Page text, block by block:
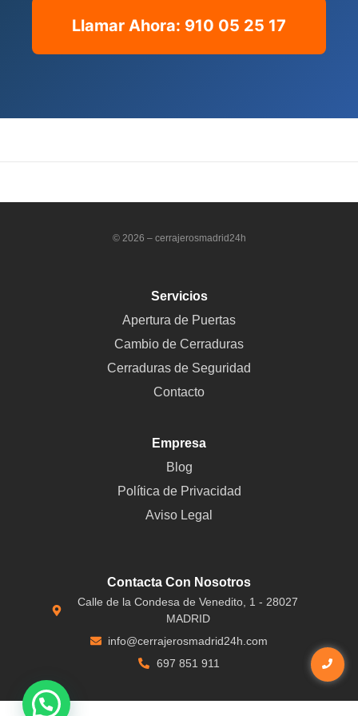
Llamar Ahora: 910 05 25 17
© 2026 – cerrajerosmadrid24h
Servicios
Apertura de Puertas
Cambio de Cerraduras
Cerraduras de Seguridad
Contacto
Empresa
Blog
Política de Privacidad
Aviso Legal
Contacta Con Nosotros
Calle de la Condesa de Venedito, 1 - 28027
MADRID
info@cerrajerosmadrid24h.com
697 851 911